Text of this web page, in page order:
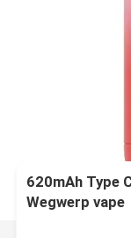
620mAh Type
Wegwerp vape